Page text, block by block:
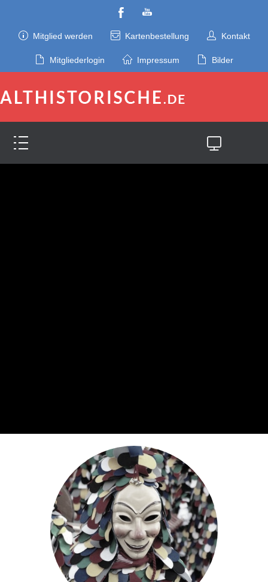
Mitglied werden Kartenbestellung Kontakt
Mitgliederlogin Impressum Bilder